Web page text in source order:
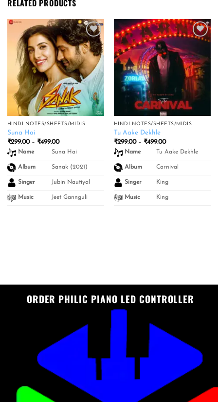
RELATED PRODUCTS
Add to
wishlist
HINDI NOTES/SHEETS/MIDIS
Suna Hai
₹299.00 – ₹499.00Price
range:
₹299.00
₹499.00
Name Suna Hai
Album Sanak (2021)
Singer Jubin Nautiyal
Music Jeet Gannguli
wishlist
HINDI NOTES/SHEETS/MIDIS
Tu Aake Dekhle
₹299.00 – ₹499.00Price
range:
₹299.00
₹499.00
Name Tu Aake Dekhle
Album Carnival
Singer King
Music King
ORDER PHILIC PIANO LED CONTROLLER